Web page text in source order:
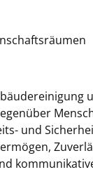
und